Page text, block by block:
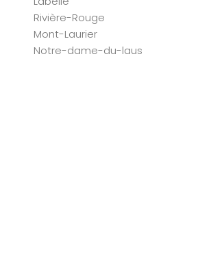
Rivière-Rouge
Mont-Laurier
Notre-dame-du-laus